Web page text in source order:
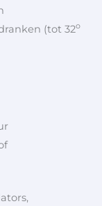
(tot 32o